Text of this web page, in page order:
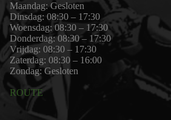
Maandag: Gesloten
Dinsdag: 08:30 – 17:30
Woensdag: 08:30 – 17:30
Donderdag: 08:30 – 17:30
Vrijdag: 08:30 – 17:30
Zaterdag: 08:30 – 16:00
Zondag: Gesloten
ROUTE